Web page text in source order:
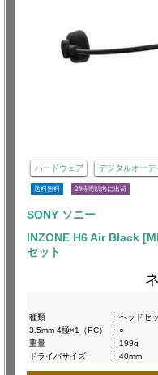
ハードウェア デジタルオーデ
送料無料 24時間以内に出荷
SONY ソニー
INZONE H6 Air Black
セット
種類
:
ヘッドセ
3.5mm 4極×1（PC）
:
○
重量
:
199g
ドライバサイズ
: 40mm